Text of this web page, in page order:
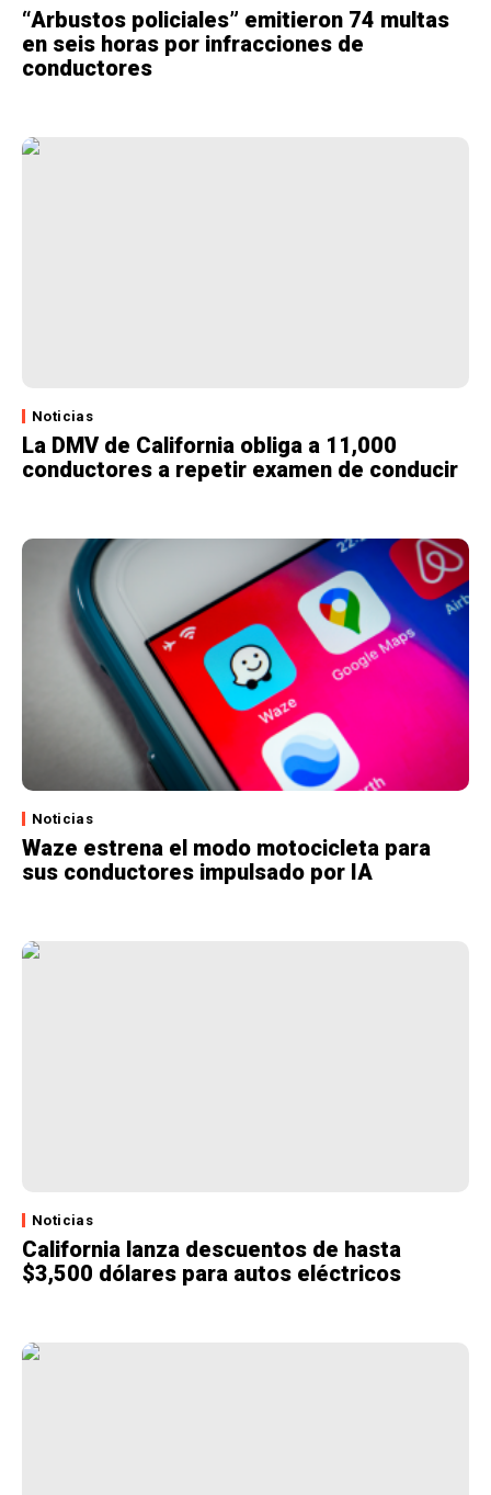
“Arbustos policiales” emitieron 74 multas
en seis horas por infracciones de
conductores
Noticias
La DMV de California obliga a 11,000
conductores a repetir examen de conducir
Noticias
Waze estrena el modo motocicleta para
sus conductores impulsado por IA
Noticias
California lanza descuentos de hasta
$3,500 dólares para autos eléctricos